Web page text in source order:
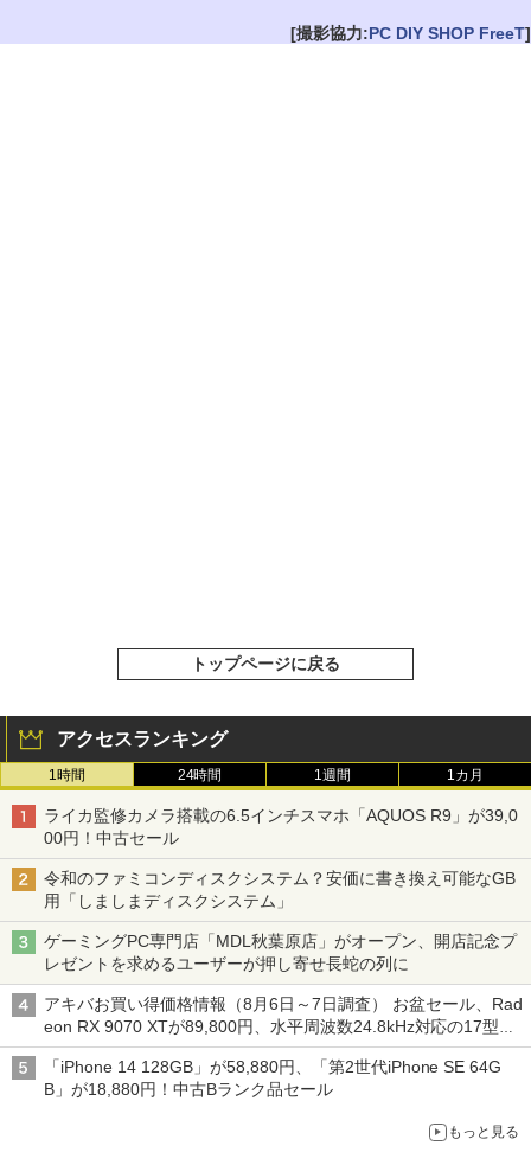
[撮影協力:PC DIY SHOP FreeT]
トップページに戻る
アクセスランキング
1時間 24時間 1週間 1カ月
ライカ監修カメラ搭載の6.5インチスマホ「AQUOS R9」が39,0
00円！中古セール
令和のファミコンディスクシステム？安価に書き換え可能なGB
用「しましまディスクシステム」
ゲーミングPC専門店「MDL秋葉原店」がオープン、開店記念プ
レゼントを求めるユーザーが押し寄せ長蛇の列に
アキバお買い得価格情報（8月6日～7日調査） お盆セール、Rad
eon RX 9070 XTが89,800円、水平周波数24.8kHz対応の17型モ
ニターが9,801円、暑さ指数連動セール ほか
「iPhone 14 128GB」が58,880円、「第2世代iPhone SE 64G
B」が18,880円！中古Bランク品セール
もっと見る